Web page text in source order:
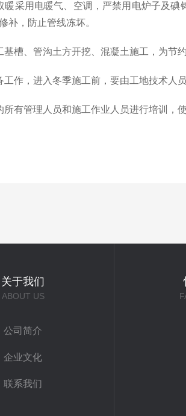
暖采用电暖气、空调，严禁用电炉子及
补，防止管线冻坏。
基槽、管沟土方开挖、混凝土施工，为节
工作，进入冬季施工前，要由工地技术人
所有管理人员和施工作业人员进行培训，
关于我们
ABOUT US
公司简介
企业文化
联系我们